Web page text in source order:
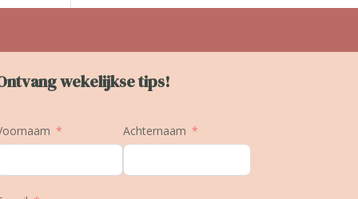
wekelijkse tips!
Achternaam